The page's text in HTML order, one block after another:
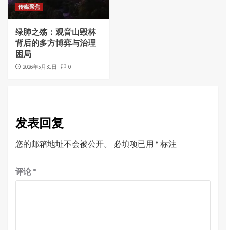
传媒聚焦
绿肺之殇：观音山毁林
背后的多方博弈与治理
困局
2026年5月31日 0
发表回复
您的邮箱地址不会被公开。 必填项已用 * 标注
评论 *